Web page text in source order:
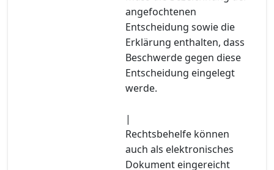
angefochtenen
Entscheidung sowie die
Erklärung enthalten, dass
Beschwerde gegen diese
Entscheidung eingelegt
werde.
|
Rechtsbehelfe können
auch als elektronisches
Dokument eingereicht